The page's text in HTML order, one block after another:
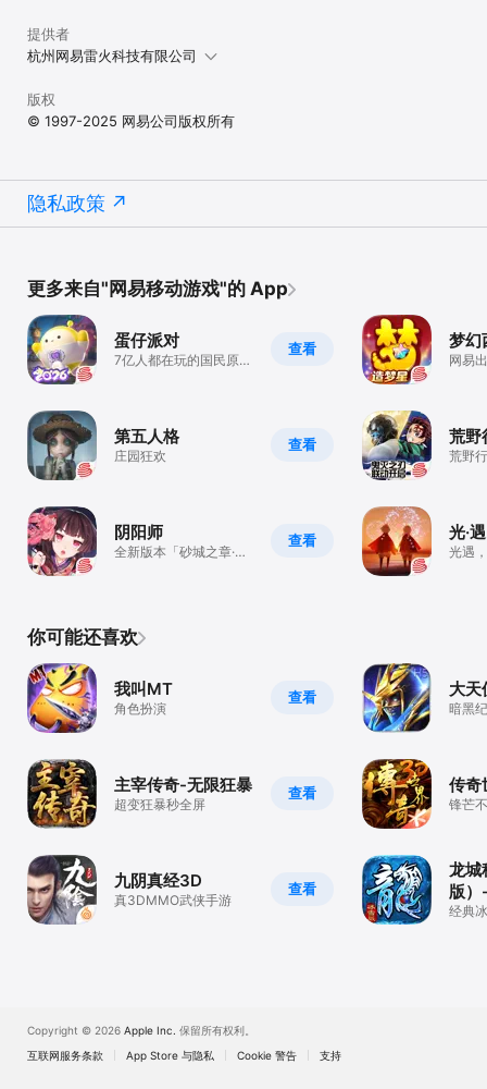
提供者
杭州网易雷火科技有限公司
版权
© 1997-2025 网易公司版权所有
隐私政策
更多来自"网易移动游戏"的 App
查看
蛋仔派对
7亿人都在玩的国民原创
查看
第五人格
庄园狂欢
查看
阴阳师
全新版本「砂城之章·洪
梦幻
网易
荒野
荒野
光·遇
光遇
你可能还喜欢
查看
我叫MT
角色扮演
查看
主宰传奇-无限狂暴
超变狂暴秒全屏
查看
九阴真经3D
真3DMMO武侠手游
大天
暗黑
传奇
锋芒
龙城
版）
经典
Copyright © 2026 Apple Inc. 保留所有权利。
互联网服务条款
App Store 与隐私 Cookie 警告 支持